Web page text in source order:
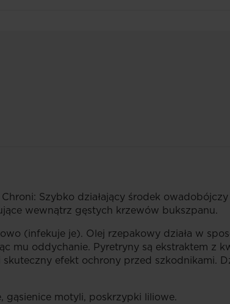
Szybko działający środek
wewnątrz gęstych krzewów bukszpanu.
(infekuje je). Olej rzepakowy działa w
mu oddychanie. Pyretryny są ekstraktem z
efekt ochrony przed szkodnikami.
gąsienice motyli, poskrzypki liliowe.